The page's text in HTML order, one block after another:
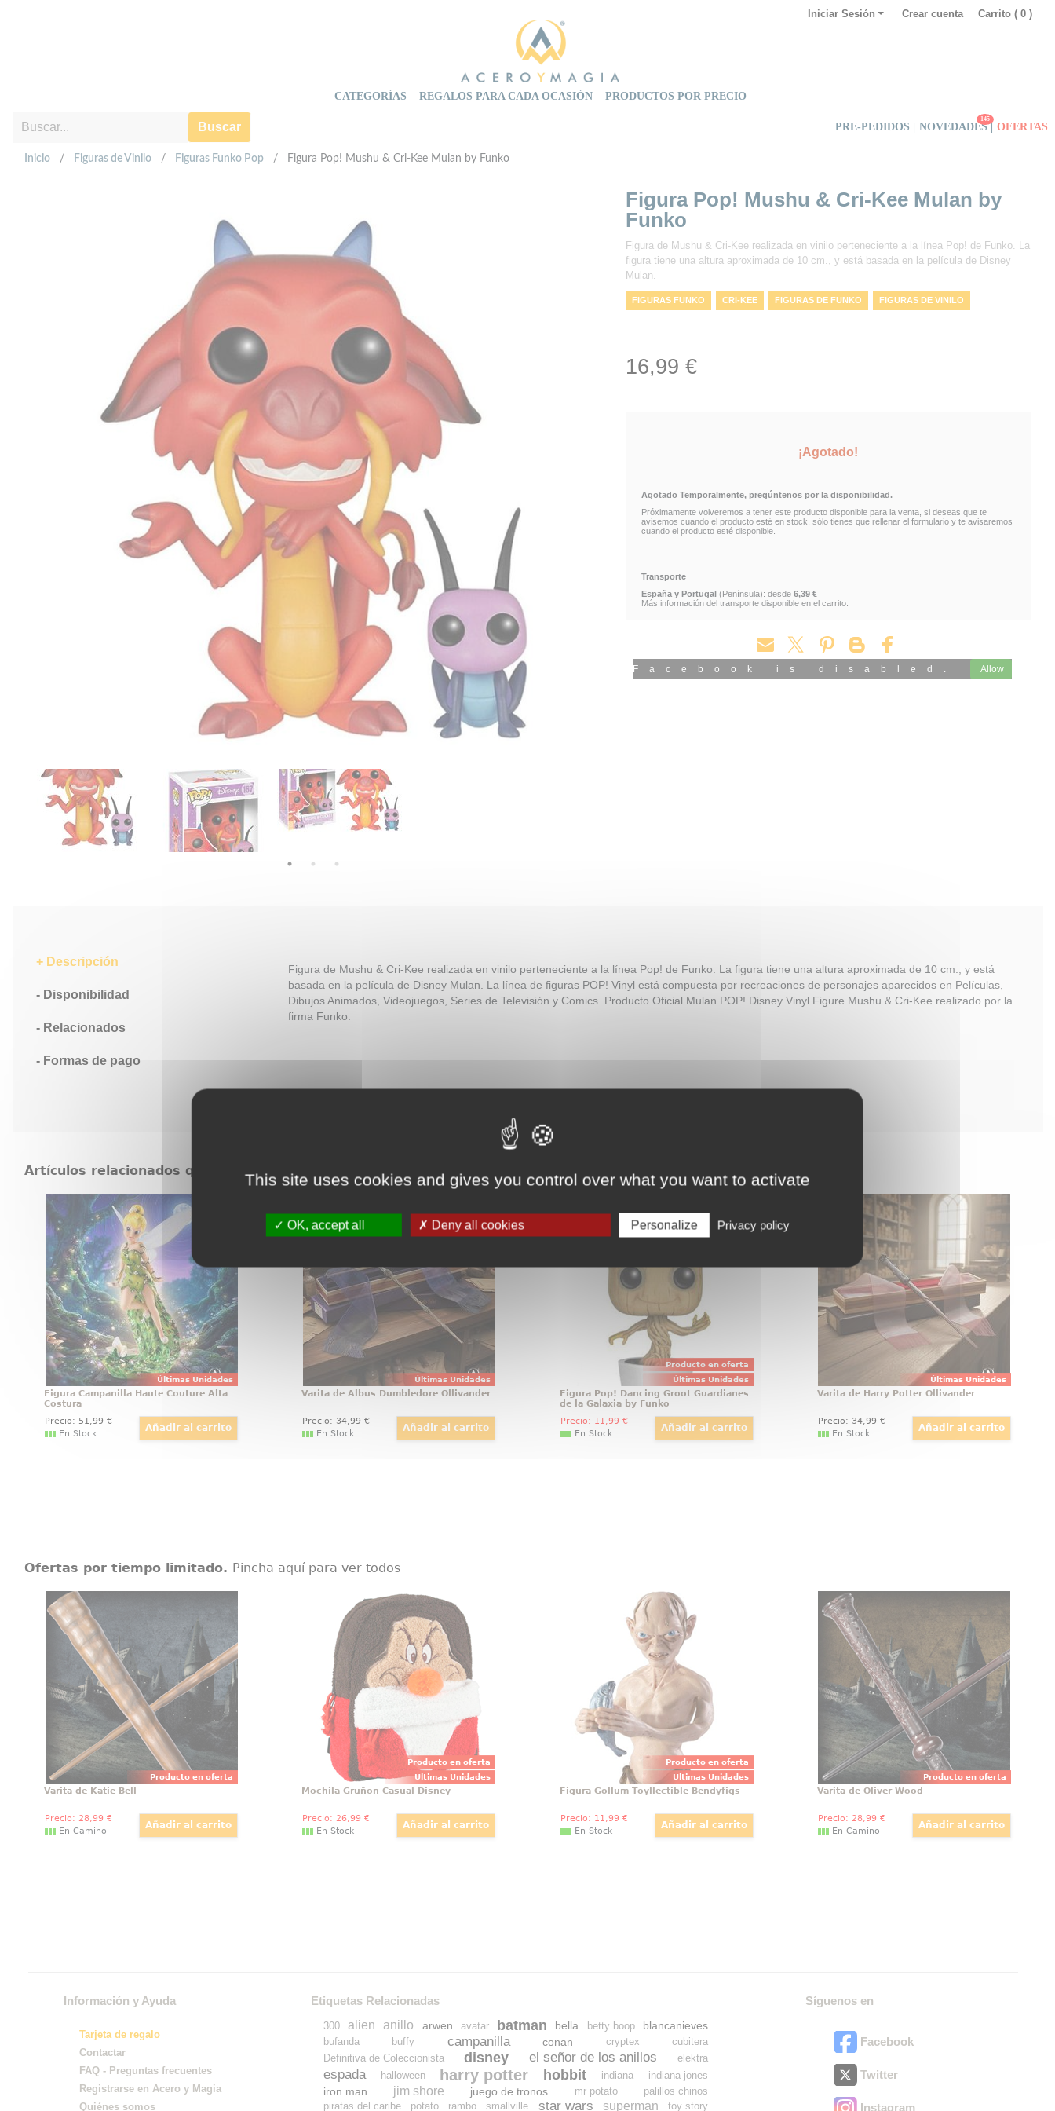
Carrito ( 0 )
Crear cuenta
Iniciar Sesión
CATEGORÍAS REGALOS PARA CADA OCASIÓN PRODUCTOS POR PRECIO
Buscar PRE-PEDIDOS | NOVEDADES
145
| OFERTAS
Inicio / Figuras de Vinilo / Figuras Funko Pop / Figura Pop! Mushu & Cri-Kee Mulan by Funko
Figura Pop! Mushu & Cri-Kee Mulan by
Funko
Figura de Mushu & Cri-Kee realizada en vinilo perteneciente a la línea Pop! de Funko. La
figura tiene una altura aproximada de 10 cm., y está basada en la película de Disney
Mulan.
FIGURAS FUNKO CRI-KEE FIGURAS DE FUNKO FIGURAS DE VINILO
MULAN
16,99 €
¡Agotado!
Agotado Temporalmente, pregúntenos por la disponibilidad.
Próximamente volveremos a tener este producto disponible para la venta, si deseas que te
avisemos cuando el producto esté en stock, sólo tienes que rellenar el formulario y te avisaremos
cuando el producto esté disponible.
Transporte
España y Portugal(Península): desde 6,39 €
Más información del transporte disponible en el carrito.
Facebook is disabled. Allow
Descripción
Disponibilidad
Relacionados
Formas de pago
Figura de Mushu & Cri-Kee realizada en vinilo perteneciente a la línea Pop! de Funko. La figura tiene una altura aproximada de 10 cm., y está
basada en la película de Disney Mulan. La línea de figuras POP! Vinyl está compuesta por recreaciones de personajes aparecidos en Películas,
Dibujos Animados, Videojuegos, Series de Televisión y Comics. Producto Oficial Mulan POP! Disney Vinyl Figure Mushu & Cri-Kee realizado por la
firma Funko.
Artículos relacionados que también pueden interesarte. Pincha aquí para ver todos
Últimas Unidades
Figura Campanilla Haute Couture
Alta Costura
Mágica figura de Campanilla
(Tinker Bell) de la línea Haute
Couture de Walt Disney basada en
el clásico Peter Pan de 1953.
Figura Campanilla Haute Couture Alta
Costura
Precio: 51,99 €
En Stock
Últimas Unidades
Ollivander
Hay objetos que no se guardan, se
exhiben con orgullo, y la varita de
esa categoría desde el primer
vistazo. Esta réplica oficial de
Harry Potter reúne elegancia,
simbolismo y acabado de
colección
Varita de Albus Dumbledore Ollivander
Precio: 34,99 €
En Stock
Producto en oferta
Últimas Unidades
Guardianes de la Galaxia by Funko
Figura de Dancing Groot realizada
en vinilo perteneciente a la línea
altura aproximada de 10 cm., y
está basada en la película de
Guardianes de la Galaxia de
Marvel Comics.
Figura Pop! Dancing Groot Guardianes
de la Galaxia by Funko
Precio: 11,99 €
En Stock
Últimas Unidades
Varita de Harry Potter Ollivander
Varita de Harry Potter original con
licencia oficial, diseñada para
convertir cualquier colección en
una pieza con presencia propia
desde el primer vistazo. Esta
réplica de Harry Potter a escala
1:1 reúne acabado cuidado
Varita de Harry Potter Ollivander
Precio: 34,99 €
En Stock
Ofertas por tiempo limitado. Pincha aquí para ver todos
Producto en oferta
Réplica oficial de la varita de Katie
Bell con motivo de la película
Harry Potter, Las Reliquias de la
Muerte (Harry Potter and the
Deathly Hollow). Viene en caja de
regalo.
Varita de Katie Bell
Precio: 28,99 €
En Camino
Producto en oferta
Últimas Unidades
Mochila Gruñon Casual Disney
Divertida y mullida mochila de
Gruñon de Disney basado en la
famosa película de Walt Disney
Blancanieves y los siete enanitos.
Perfecto para pasar un día mágico
con un toque travieso.
Mochila Gruñon Casual Disney
Precio: 26,99 €
En Stock
Producto en oferta
Últimas Unidades
Figura Gollum Toyllectible
Figura articulada de Gollum
basado en la saga de El Señor de
los Anillos. Puedes mover sus
brazos y piernas. Mide
aproximadamente 19 cm. El
regalo perfecto para fans de la
Tierra Media y será un verdadero
compañero para ti.
Figura Gollum Toyllectible Bendyfigs
Precio: 11,99 €
En Stock
Producto en oferta
Espectacular réplica oficial de la
varita de Oliver Wood con motivo
de la película Harry Potter, Las
Reliquias de la Muerte (Harry
Potter and the Deathly Hollow).
Viene en caja de regalo.
Varita de Oliver Wood
Precio: 28,99 €
En Camino
Información y Ayuda
Tarjeta de regalo
Contactar
FAQ - Preguntas frecuentes
Registrarse en Acero y Magia
Quiénes somos
Etiquetas Relacionadas
300 alien anillo arwen avatar batman bella betty boop blancanieves
bufanda buffy campanilla conan cryptex
cubitera
Definitiva de Coleccionista
disney el señor de los anillos elektra
espada halloween harry potter hobbit indiana indiana jones
iron man jim shore juego de tronos mr potato
palillos chinos
piratas del caribe
potato rambo smallville star wars superman toy story
Síguenos en
Facebook
Twitter
Instagram
This site uses cookies and gives you control over what you want to activate
OK, accept all Deny all cookies Personalize Privacy policy